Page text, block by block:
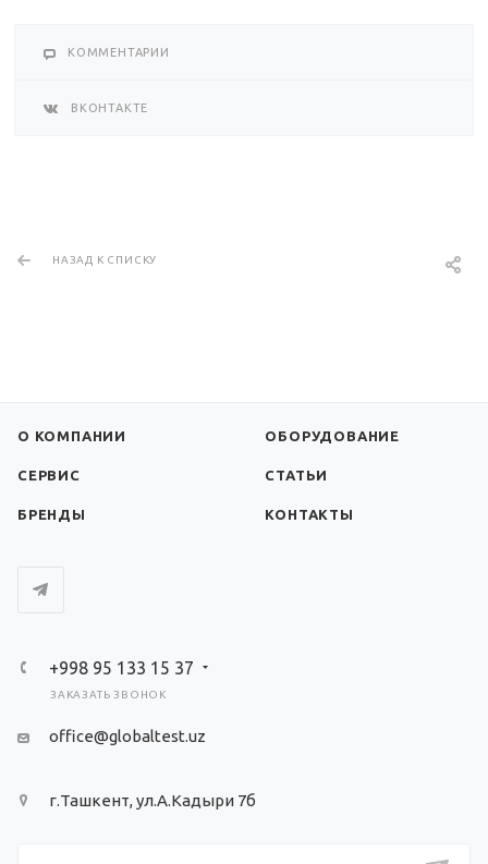
КОММЕНТАРИИ
ВКОНТАКТЕ
НАЗАД К СПИСКУ
О КОМПАНИИ ОБОРУДОВАНИЕ
СЕРВИС СТАТЬИ
БРЕНДЫ КОНТАКТЫ
+998 95 133 15 37
ЗАКАЗАТЬ ЗВОНОК
office@globaltest.uz
г.Ташкент, ул.А.Кадыри 7б